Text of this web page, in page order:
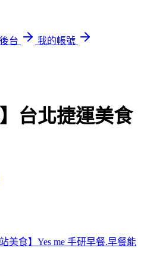
台
我的帳號
台北捷運美食
美食】Yes me 手研早餐.早餐能